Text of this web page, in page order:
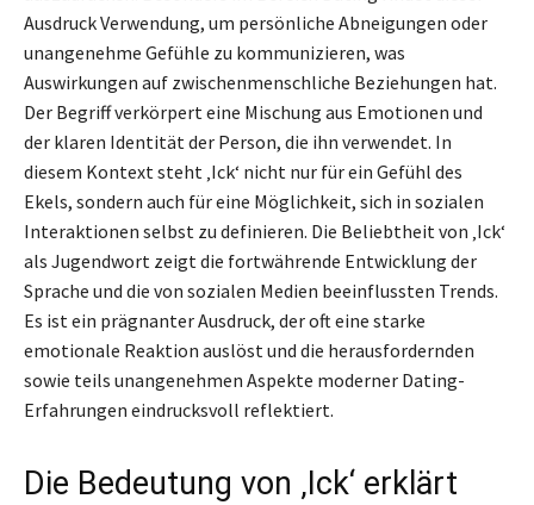
Ausdruck Verwendung, um persönliche Abneigungen oder
unangenehme Gefühle zu kommunizieren, was
Auswirkungen auf zwischenmenschliche Beziehungen hat.
Der Begriff verkörpert eine Mischung aus Emotionen und
der klaren Identität der Person, die ihn verwendet. In
diesem Kontext steht ‚Ick‘ nicht nur für ein Gefühl des
Ekels, sondern auch für eine Möglichkeit, sich in sozialen
Interaktionen selbst zu definieren. Die Beliebtheit von ‚Ick‘
als Jugendwort zeigt die fortwährende Entwicklung der
Sprache und die von sozialen Medien beeinflussten Trends.
Es ist ein prägnanter Ausdruck, der oft eine starke
emotionale Reaktion auslöst und die herausfordernden
sowie teils unangenehmen Aspekte moderner Dating-
Erfahrungen eindrucksvoll reflektiert.
Die Bedeutung von ‚Ick‘ erklärt